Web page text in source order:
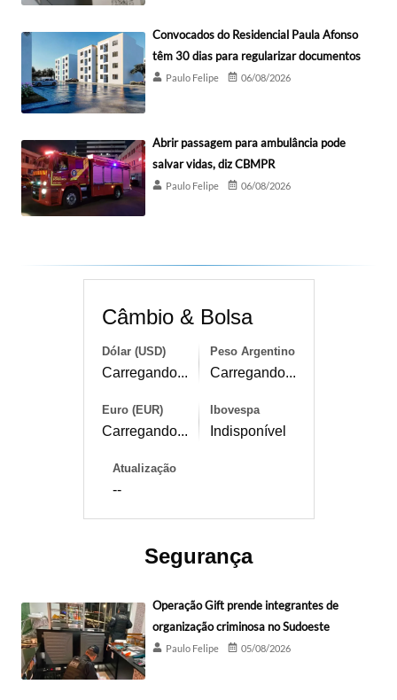
Convocados do Residencial Paula Afonso
têm 30 dias para regularizar documentos
Paulo Felipe 06/08/2026
Abrir passagem para ambulância pode
salvar vidas, diz CBMPR
Paulo Felipe 06/08/2026
Câmbio & Bolsa
Dólar (USD)
Carregando...
Peso Argentino
Carregando...
Euro (EUR)
Carregando...
Ibovespa
Indisponível
Atualização
--
Segurança
Operação Gift prende integrantes de
organização criminosa no Sudoeste
Paulo Felipe 05/08/2026